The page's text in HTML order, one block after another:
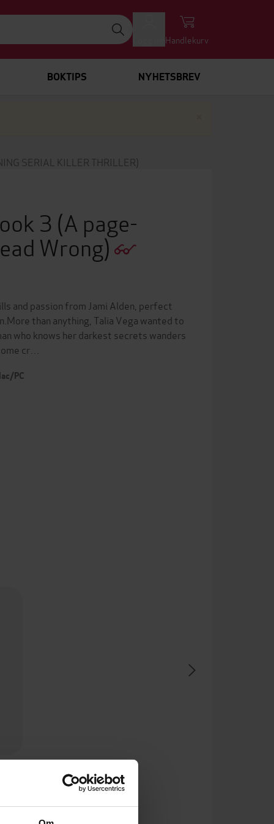
Handlekurv
BOKTIPS NYHETSBREV
SERIAL KILLER THRILLER)
3 (A page-
Wrong)
and passion from Jami Alden, perfect
than anything, Talia Vega wanted to
who knows her darkest secrets wanders
cr…
PC